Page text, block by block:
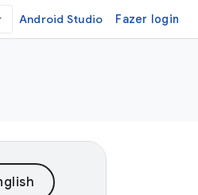
Android Studio Fazer login